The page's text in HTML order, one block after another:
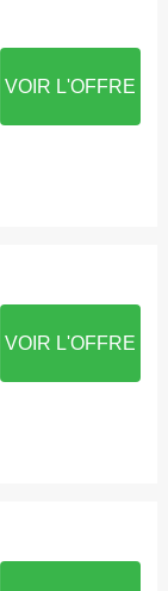
VOIR L'OFFRE
VOIR L'OFFRE